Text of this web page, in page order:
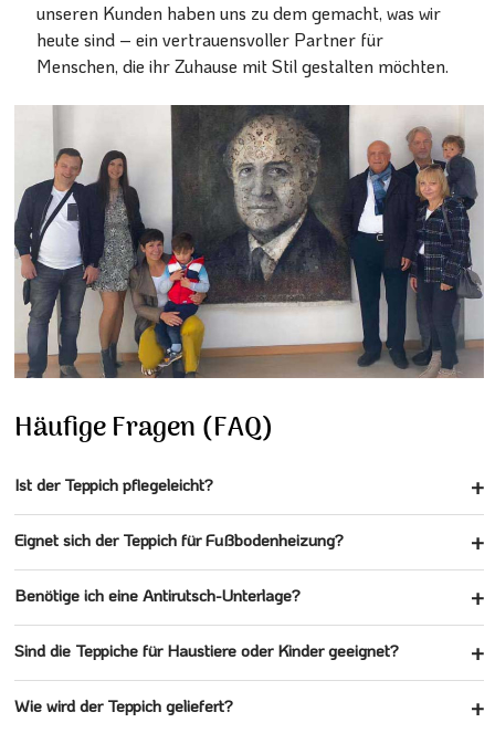
unseren Kunden haben uns zu dem gemacht, was wir
heute sind – ein vertrauensvoller Partner für
Menschen, die ihr Zuhause mit Stil gestalten möchten.
Häufige Fragen (FAQ)
Ist der Teppich pflegeleicht?
Eignet sich der Teppich für Fußbodenheizung?
Benötige ich eine Antirutsch-Unterlage?
Sind die Teppiche für Haustiere oder Kinder geeignet?
Wie wird der Teppich geliefert?